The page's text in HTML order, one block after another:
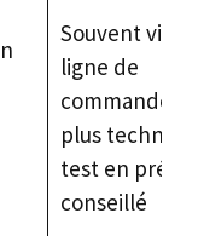
Souvent via
ligne de
commande,
plus
test en
conseillé